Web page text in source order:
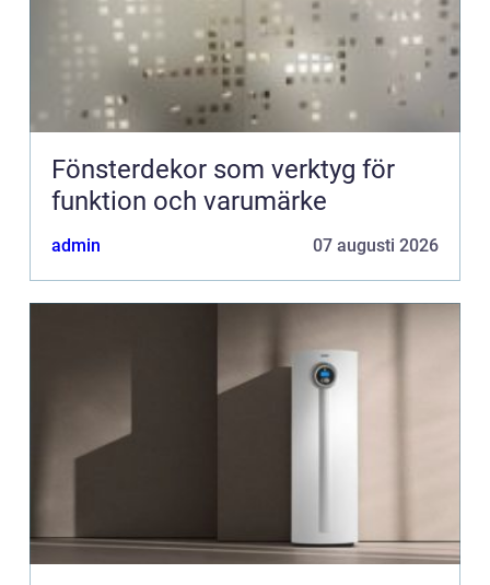
Fönsterdekor som verktyg för
funktion och varumärke
admin 07 augusti 2026